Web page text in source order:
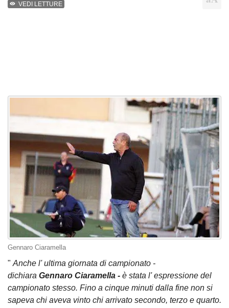
VEDI LETTURE
Gennaro Ciaramella
" Anche l' ultima giornata di campionato -
dichiara Gennaro Ciaramella - è stata l' espressione del
campionato stesso. Fino a cinque minuti dalla fine non si
sapeva chi aveva vinto chi arrivato secondo, terzo e quarto.